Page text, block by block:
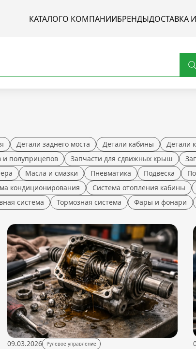
КАТАЛОГО КОМПАНИИБРЕНДЫДОСТАВКА
Детали заднего моста Детали кабины Детали
и полуприцепов Запчасти для сдвижных крыш
Масла и смазки Пневматика Подвеска
кондиционирования Система отопления кабины
система Тормозная система Фары и фонари
09.03.2026 Рулевое управление